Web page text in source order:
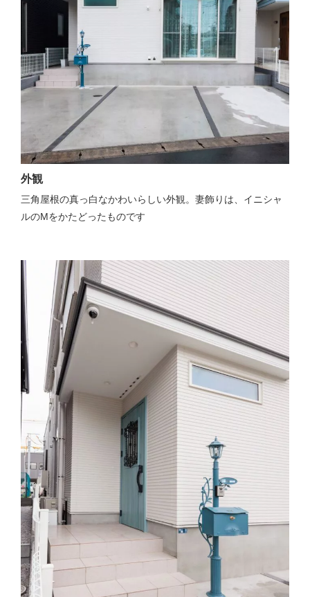
外観
三角屋根の真っ白なかわいらしい外観。妻飾りは、イニシャ
ルのMをかたどったものです